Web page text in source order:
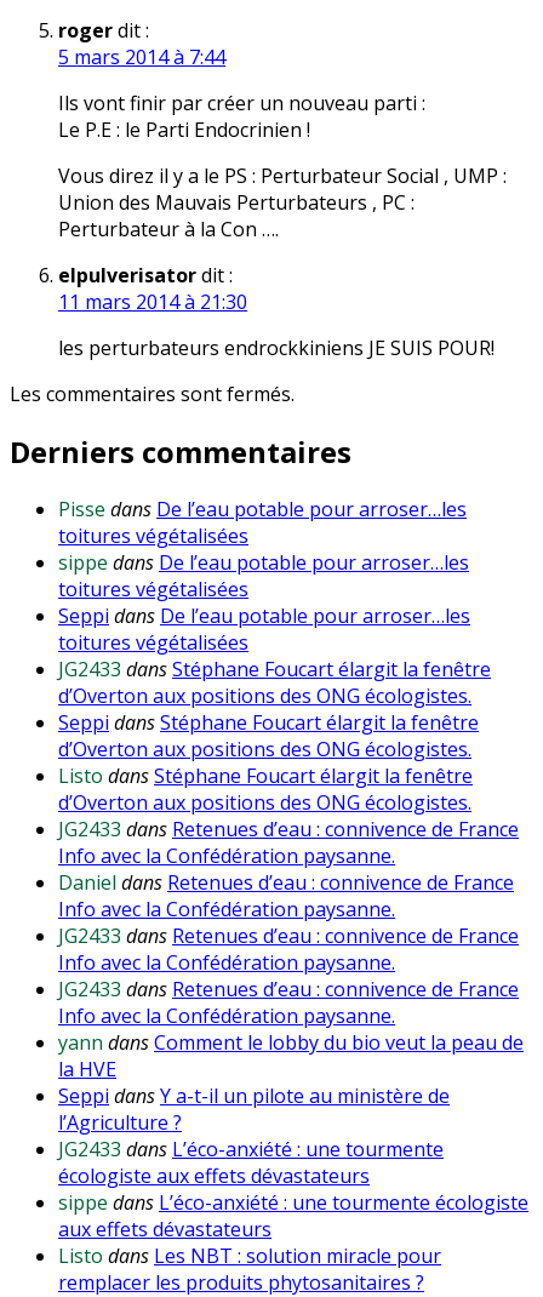
rogerdit :
5 mars 2014 à 7:44
Ils vont finir par créer un nouveau parti :
Le P.E : le Parti Endocrinien !
Vous direz il y a le PS : Perturbateur Social , UMP :
Union des Mauvais Perturbateurs , PC :
Perturbateur à la Con ….
elpulverisatordit :
11 mars 2014 à 21:30
les perturbateurs endrockkiniens JE SUIS POUR!
Les commentaires sont fermés.
Derniers commentaires
Pisse dans De l’eau potable pour arroser…les
toitures végétalisées
sippe dans De l’eau potable pour arroser…les
toitures végétalisées
Seppi dans De l’eau potable pour arroser…les
toitures végétalisées
JG2433 dansStéphane Foucart élargit la fenêtre
d’Overton aux positions des ONG écologistes.
Seppi dansStéphane Foucart élargit la fenêtre
d’Overton aux positions des ONG écologistes.
Listo dansStéphane Foucart élargit la fenêtre
d’Overton aux positions des ONG écologistes.
JG2433 dans Retenues d’eau : connivence de France
Info avec la Confédération paysanne.
Daniel dans Retenues d’eau : connivence de France
Info avec la Confédération paysanne.
JG2433 dans Retenues d’eau : connivence de France
Info avec la Confédération paysanne.
JG2433 dans Retenues d’eau : connivence de France
Info avec la Confédération paysanne.
yann dansComment le lobby du bio veut la peau de
la HVE
Seppi dansY a-t-il un pilote au ministère de
l’Agriculture ?
JG2433 dans L’éco-anxiété : une tourmente
écologiste aux effets dévastateurs
sippe dans L’éco-anxiété : une tourmente écologiste
aux effets dévastateurs
Listo dans Les NBT : solution miracle pour
remplacer les produits phytosanitaires ?